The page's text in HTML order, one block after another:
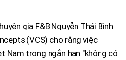
gia F&B Nguyễn Thái Bình
(VCS) cho rằng việc
Nam trong ngắn hạn "không có